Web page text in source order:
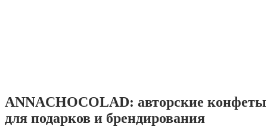
ANNACHOCOLAD: авторские
для подарков и брендирования